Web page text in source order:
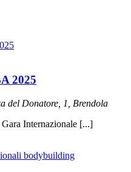
2025
del Donatore, 1, Brendola
Internazionale [...]